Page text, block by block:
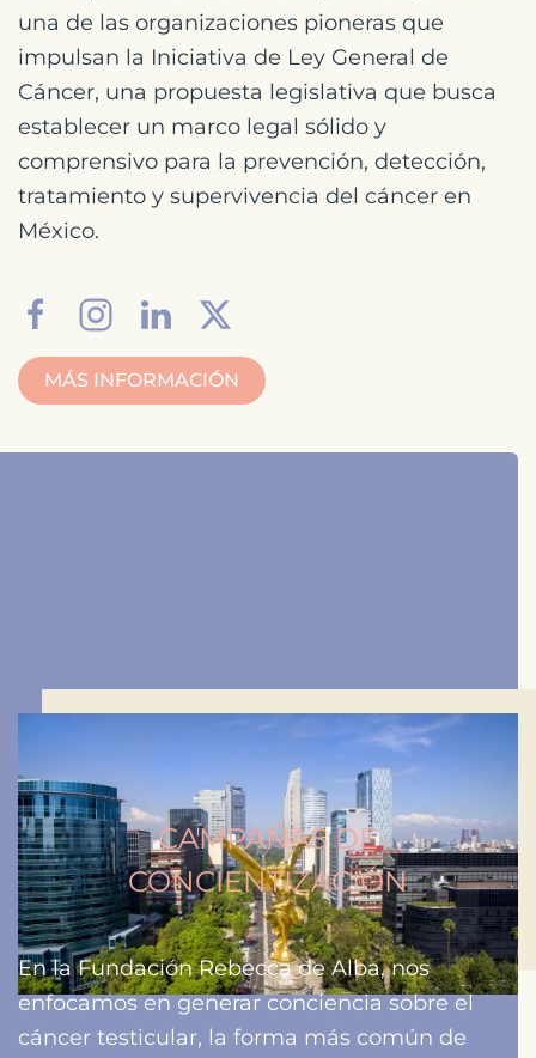
una de las organizaciones pioneras que
impulsan la Iniciativa de Ley General de
Cáncer, una propuesta legislativa que busca
establecer un marco legal sólido y
comprensivo para la prevención, detección,
tratamiento y supervivencia del cáncer en
México.
MÁS INFORMACIÓN
CAMPAÑAS DE
CONCIENTIZACIÓN
En la Fundación Rebecca de Alba, nos
enfocamos en generar conciencia sobre el
cáncer testicular, la forma más común de